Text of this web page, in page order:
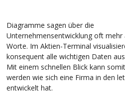
Diagramme sagen über die
Unternehmensentwicklung oft mehr
Worte. Im Aktien-Terminal
konsequent alle wichtigen Daten
Mit einem schnellen Blick kann
werden wie sich eine Firma in den
entwickelt hat.